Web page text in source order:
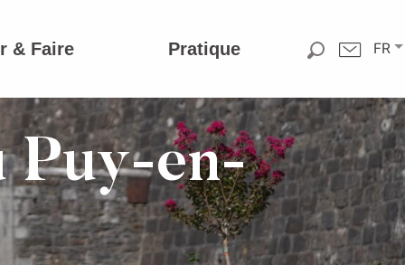
FR
& Faire Pratique
Puy-en-